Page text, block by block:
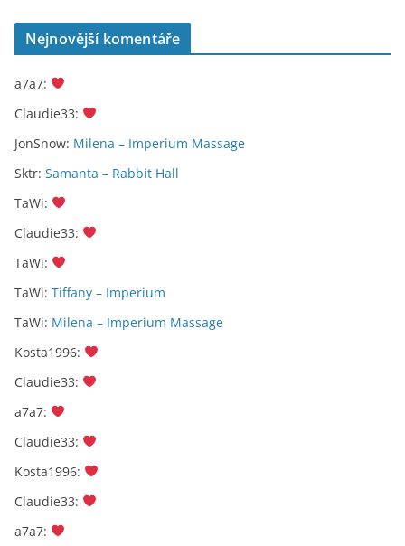
Nejnovější komentáře
a7a7:
Claudie33:
JonSnow: Milena – Imperium Massage
Sktr: Samanta – Rabbit Hall
TaWi:
Claudie33:
TaWi:
TaWi: Tiffany – Imperium
TaWi: Milena – Imperium Massage
Kosta1996:
Claudie33:
a7a7:
Claudie33:
Kosta1996:
Claudie33:
a7a7: